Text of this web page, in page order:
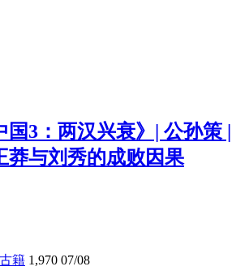
国3：两汉兴衰》| 公孙策 |
莽与刘秀的成败因果
籍 1,970 07/08